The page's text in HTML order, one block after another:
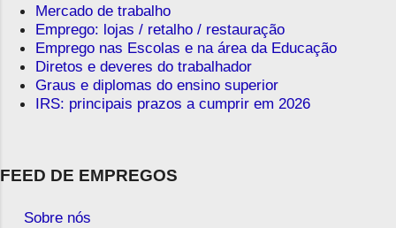
Mercado de trabalho
Emprego: lojas / retalho / restauração
Emprego nas Escolas e na área da Educação
Diretos e deveres do trabalhador
Graus e diplomas do ensino superior
IRS: principais prazos a cumprir em 2026
FEED DE EMPREGOS
Sobre nós